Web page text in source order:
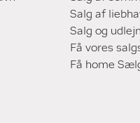
Salg af
Salg og
Få vores
Få home